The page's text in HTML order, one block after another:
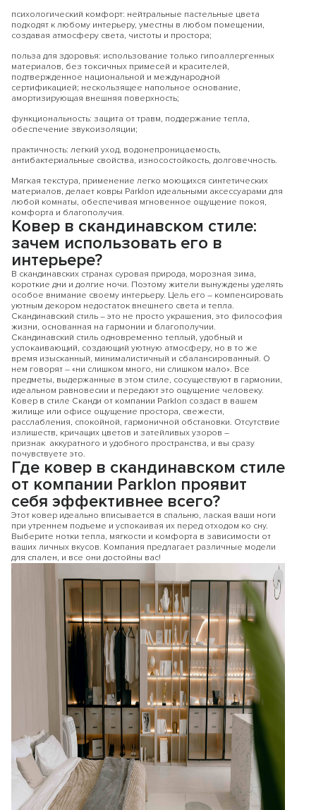
психологический комфорт: нейтральные пастельные цвета
подходят к любому интерьеру, уместны в любом помещении,
создавая атмосферу света, чистоты и простора;
польза для здоровья: использование только гипоаллергенных
материалов, без токсичных примесей и красителей,
подтвержденное национальной и международной
сертификацией; нескользящее напольное основание,
амортизирующая внешняя поверхность;
функциональность: защита от травм, поддержание тепла,
обеспечение звукоизоляции;
практичность: легкий уход, водонепроницаемость,
антибактериальные свойства, износостойкость, долговечность.
Мягкая текстура, применение легко моющихся синтетических
материалов, делает ковры Parklon идеальными аксессуарами для
любой комнаты, обеспечивая мгновенное ощущение покоя,
комфорта и благополучия.
Ковер в скандинавском стиле:
зачем использовать его в
интерьере?
В скандинавских странах суровая природа, морозная зима,
короткие дни и долгие ночи. Поэтому жители вынуждены уделять
особое внимание своему интерьеру. Цель его – компенсировать
уютным декором недостаток внешнего света и тепла.
Скандинавский стиль – это не просто украшения, это философия
жизни, основанная на гармонии и благополучии.
Скандинавский стиль одновременно теплый, удобный и
успокаивающий, создающий уютную атмосферу, но в то же
время изысканный, минималистичный и сбалансированный. О
нем говорят – «ни слишком много, ни слишком мало». Все
предметы, выдержанные в этом стиле, сосуществуют в гармонии,
идеальном равновесии и передают это ощущение человеку.
Ковер в стиле Сканди от компании Parklon создаст в вашем
жилище или офисе ощущение простора, свежести,
расслабления, спокойной, гармоничной обстановки. Отсутствие
излишеств, кричащих цветов и затейливых узоров –
признак аккуратного и удобного пространства, и вы сразу
почувствуете это.
Где ковер в скандинавском стиле
от компании Pаrklon проявит
себя эффективнее всего?
Этот ковер идеально вписывается в спальню, лаская ваши ноги
при утреннем подъеме и успокаивая их перед отходом ко сну.
Выберите нотки тепла, мягкости и комфорта в зависимости от
ваших личных вкусов. Компания предлагает различные модели
для спален, и все они достойны вас!